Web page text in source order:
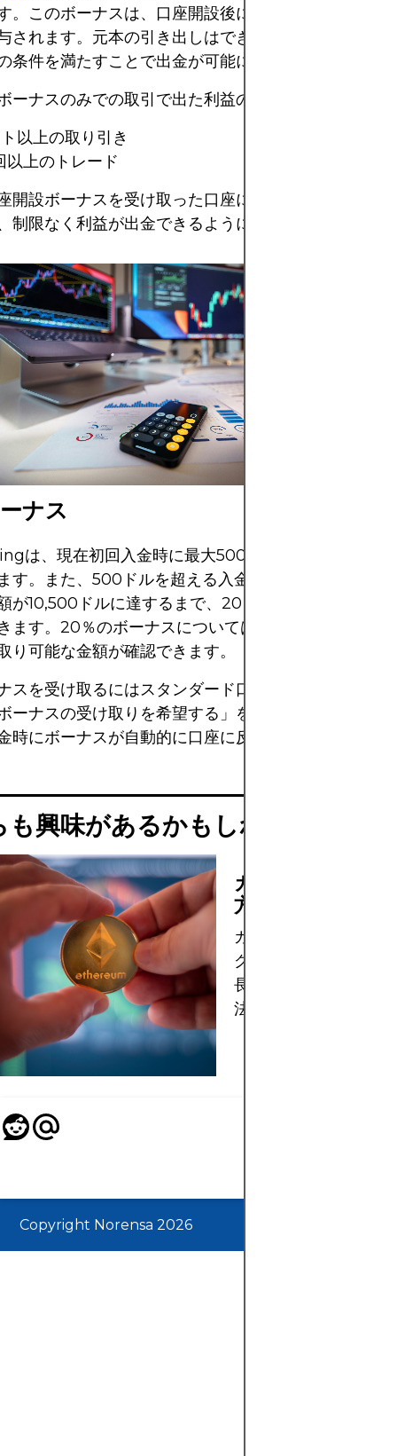
。このボーナスは、口座開設後にアカウントを認証
されます。元本の引き出しはできませんが、トレー
条件を満たすことで出金が可能になります。
ーナスのみでの取引で出た利益の出金条件
以上の取り引き
以上のトレード
開設ボーナスを受け取った口座に入金すると、上記
制限なく利益が出金できるようになります。
ナス
は、現在初回入金時に最大500ドルまでの100%ボ
す。また、500ドルを超える入金についても、受け
が10,500ドルに達するまで、20％の入金ボーナスを
ます。20％のボーナスについては回数制限はなく、
り可能な金額が確認できます。
スを受け取るにはスタンダード口座、もしくはマイ
ーナスの受け取りを希望する」を選択する必要があ
時にボーナスが自動的に口座に反映されます。
興味があるかもしれません
カルダノに投資
方法
カルダノに投資し、
グローバル取引所を
長期的な利益を達成
法を発見してください
Copyright Norensa 2026